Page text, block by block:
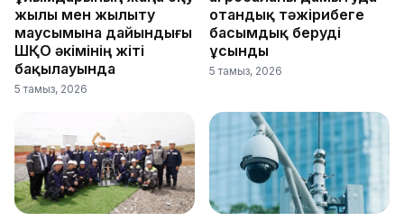
жылы мен жылыту
маусымына дайындығы
ШҚО әкімінің жіті
бақылауында
5 тамыз, 2026
отандық тәжірибеге
басымдық беруді
ұсынды
5 тамыз, 2026